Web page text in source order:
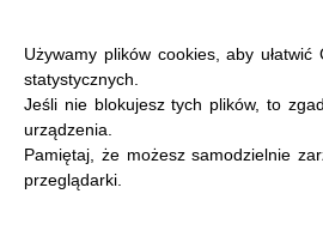
Używamy plików cookies, aby
statystycznych.
Jeśli nie blokujesz tych plików, to
urządzenia.
Pamiętaj, że możesz samodzielnie
przeglądarki.
MENU